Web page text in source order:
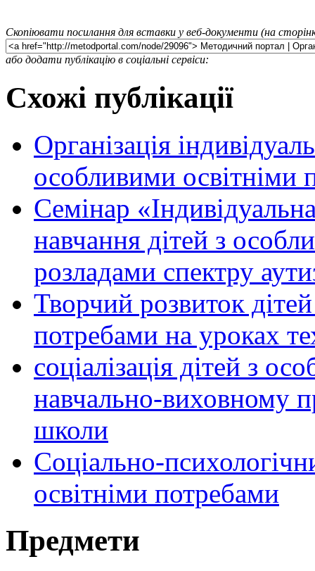
Скопіювати посилання для вставки у веб-документи (на
або додати публікацію в соціальні сервіси:
Схожі публікації
Організація
особливими освітніми
Семінар
навчання дітей з
розладами спектру
Творчий розвиток
потребами на уроках
соціалізація дітей з
навчально-виховному
школи
Соціально-
освітніми потребами
Предмети